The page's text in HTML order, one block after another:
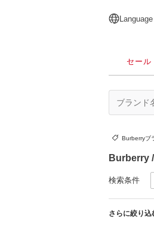
日本語
English
简体中文
繁體中文
Language
セール
Burberryブ
Burberry
検索条件
さらに絞り込